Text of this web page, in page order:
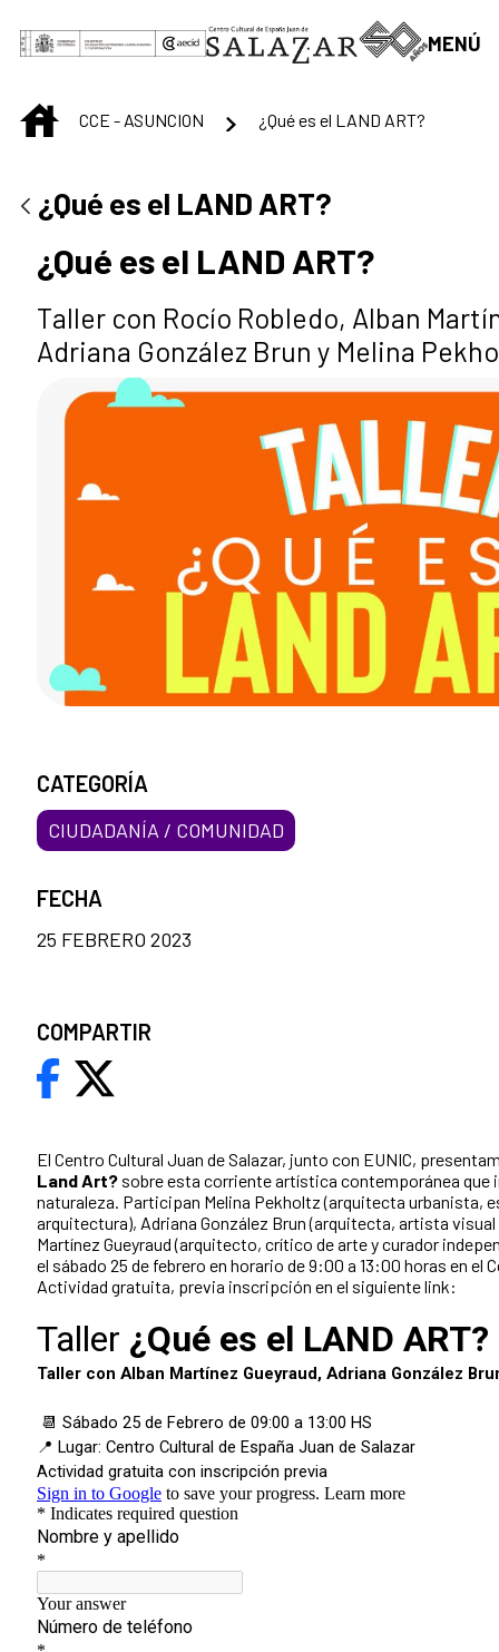
Saltar al contenido principal
MENÚ
INICIOCCE - ASUNCION ¿Qué es el LAND ART?
¿Qué es el LAND ART?
¿Qué es el LAND ART?
Taller con Rocío Robledo, Alban
Adriana González Brun y Melina
El Centro Cultural Juan de Salazar, junto con EUNIC,
Land Art? sobre esta corriente artística contemporánea que
naturaleza. Participan Melina Pekholtz (arquitecta urbanista,
arquitectura), Adriana González Brun (arquitecta, artista
Martínez Gueyraud (arquitecto, crítico de arte y curador
el sábado 25 de febrero en horario de 9:00 a 13:00 horas en el
Actividad gratuita, previa inscripción en el siguiente link:
CATEGORÍA
CIUDADANÍA / COMUNIDAD
FECHA
25 FEBRERO 2023
COMPARTIR